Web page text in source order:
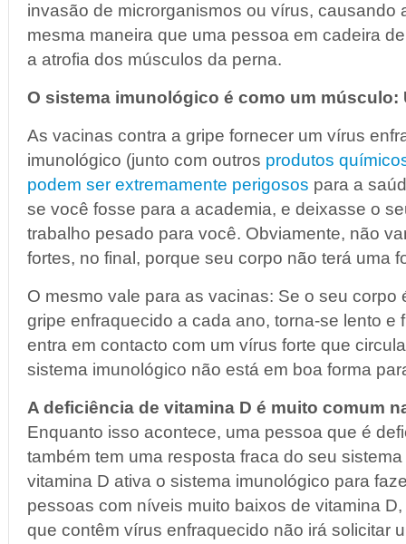
invasão de microrganismos ou vírus, causando
mesma maneira que uma pessoa em cadeira
a atrofia dos músculos da perna.
O sistema imunológico é como um músculo:
As vacinas contra a gripe fornecer um vírus
imunológico (junto com outros produtos
podem ser extremamente perigosos para a
se você fosse para a academia, e deixasse o
trabalho pesado para você. Obviamente, não
fortes, no final, porque seu corpo não terá uma
O mesmo vale para as vacinas: Se o seu corpo
gripe enfraquecido a cada ano, torna-se lento e
entra em contacto com um vírus forte que
sistema imunológico não está em boa forma
A deficiência de vitamina D é muito comum
Enquanto isso acontece, uma pessoa que é
também tem uma resposta fraca do seu
vitamina D ativa o sistema imunológico para
pessoas com níveis muito baixos de vitamina
que contêm vírus enfraquecido não irá solicitar